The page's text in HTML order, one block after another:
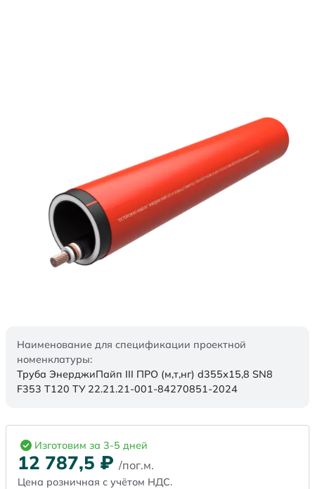
Наименование для спецификации проектной
номенклатуры:
Труба ЭнерджиПайп III ПРО (м,т,нг) d355х15,8 SN8
F353 Т120 ТУ 22.21.21-001-84270851-2024
Изготовим за 3-5 дней
12 787,5 ₽ /пог.м.
Цена розничная с учётом НДС.